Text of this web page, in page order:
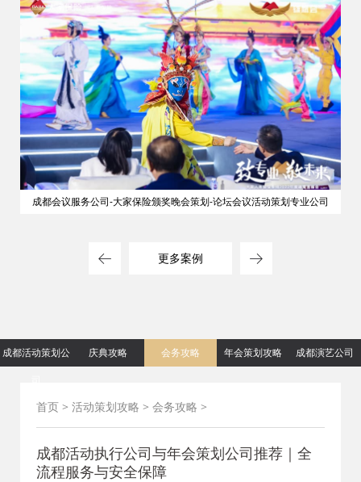
成都会议服务公司-大家保险颁奖晚会策划-论坛会议活动策划专业公司
更多案例
成都活动策划公
庆典攻略 会务攻略 年会策划攻略 成都演艺公司
首页 > 活动策划攻略 > 会务攻略 >
成都活动执行公司与年会策划公司推荐｜全
流程服务与安全保障